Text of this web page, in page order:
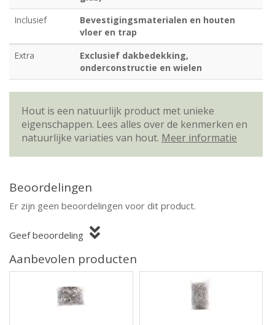
Inclusief
Bevestigingsmaterialen en houten
vloer en trap
Extra
Exclusief dakbedekking,
onderconstructie en wielen
Hout is een natuurlijk product met unieke
eigenschappen. Lees alles over de kenmerken en
natuurlijke variaties van hout. Meer informatie
Beoordelingen
Er zijn geen beoordelingen voor dit product.
Geef beoordeling
Aanbevolen producten